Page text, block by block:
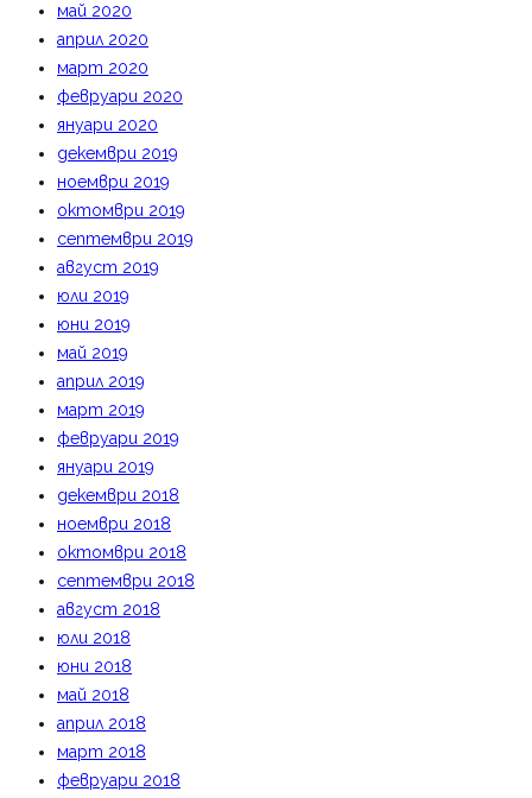
май 2020
април 2020
март 2020
февруари 2020
януари 2020
декември 2019
ноември 2019
октомври 2019
септември 2019
август 2019
юли 2019
юни 2019
май 2019
април 2019
март 2019
февруари 2019
януари 2019
декември 2018
ноември 2018
октомври 2018
септември 2018
август 2018
юли 2018
юни 2018
май 2018
април 2018
март 2018
февруари 2018